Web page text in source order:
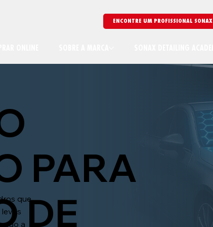
ENCONTRE UM PROFISSIONAL SONAX
PARA
DE
que
a